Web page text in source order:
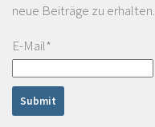
neue Beiträge zu erhalten.
E-Mail*